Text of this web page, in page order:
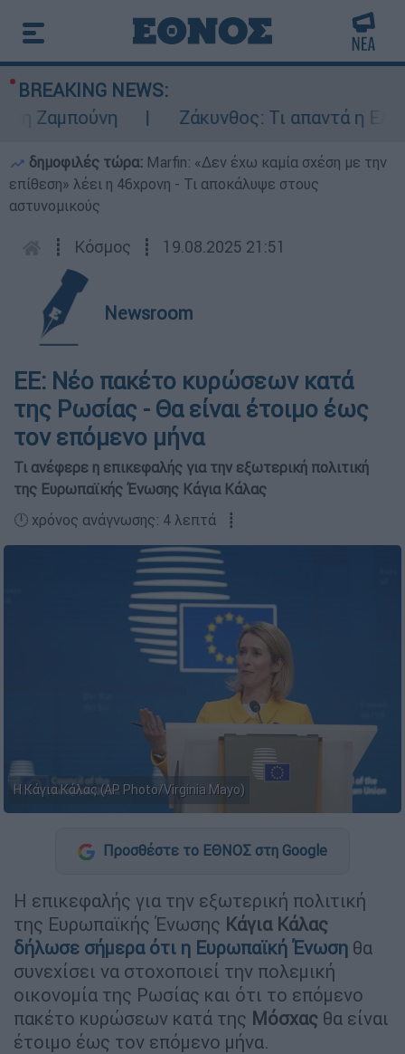
BREAKING NEWS:
Ζάκυνθος: Τι απαντά η ΕΛΑΣ
δημοφιλές τώρα: Marfin: «Δεν έχω καμία σχέση με την
επίθεση» λέει η 46χρονη - Τι αποκάλυψε στους
αστυνομικούς
┋ Κόσμος ┋ 19.08.2025 21:51
Newsroom
ΕΕ: Νέο πακέτο κυρώσεων κατά
της Ρωσίας - Θα είναι έτοιμο έως
τον επόμενο μήνα
Τι ανέφερε η επικεφαλής για την εξωτερική πολιτική
της Ευρωπαϊκής Ένωσης Κάγια Κάλας
🕛 χρόνος ανάγνωσης: 4 λεπτά ┋
Η Κάγια Κάλας (AP Photo/Virginia Mayo)
Προσθέστε το ΕΘΝΟΣ στη Google
Η επικεφαλής για την εξωτερική πολιτική
της Ευρωπαϊκής Ένωσης Κάγια Κάλας
δήλωσε σήμερα ότι η Ευρωπαϊκή Ένωση θα
συνεχίσει να στοχοποιεί την πολεμική
οικονομία της Ρωσίας και ότι το επόμενο
πακέτο κυρώσεων κατά της Μόσχας θα είναι
έτοιμο έως τον επόμενο μήνα.